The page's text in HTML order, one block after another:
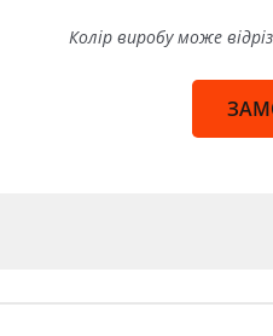
Колір виробу може